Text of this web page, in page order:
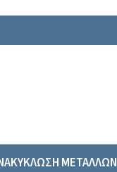
ΜΕΤΑΛΛΩΝ